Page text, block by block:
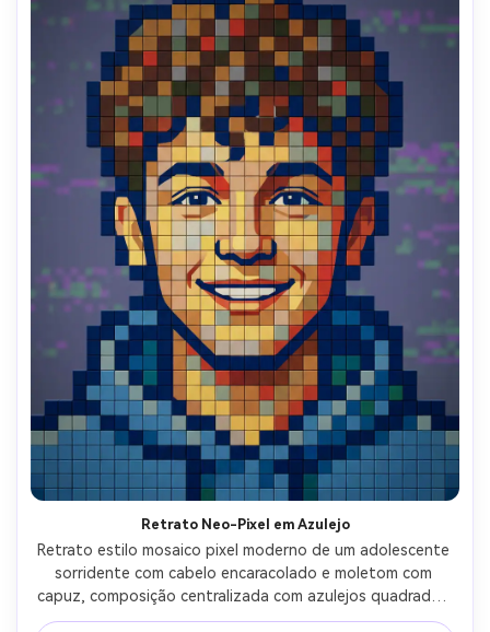
Retrato Neo-Pixel em Azulejo
Retrato estilo mosaico pixel moderno de um adolescente
sorridente com cabelo encaracolado e moletom com
capuz, composição centralizada com azulejos quadrados
limpos e grade organizada, paleta limitada de 16 cores